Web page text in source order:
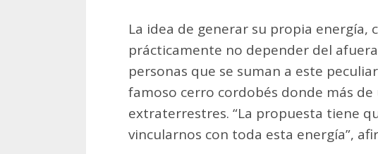
La idea de generar su propia energía,
prácticamente no depender del
personas que se suman a este
famoso cerro cordobés donde más
extraterrestres. “La propuesta tiene
vincularnos con toda esta energía”,